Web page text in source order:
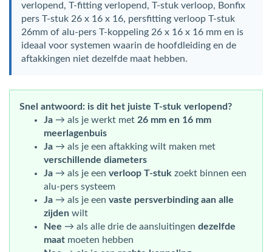
verlopend, T-fitting verlopend, T-stuk verloop, Bonfix
pers T-stuk 26 x 16 x 16, persfitting verloop T-stuk
26mm of alu-pers T-koppeling 26 x 16 x 16 mm en is
ideaal voor systemen waarin de hoofdleiding en de
aftakkingen niet dezelfde maat hebben.
Snel antwoord: is dit het juiste T-stuk verlopend?
Ja → als je werkt met 26 mm en 16 mm
meerlagenbuis
Ja → als je een aftakking wilt maken met
verschillende diameters
Ja → als je een verloop T-stuk zoekt binnen een
alu-pers systeem
Ja → als je een vaste persverbinding aan alle
zijden wilt
Nee → als alle drie de aansluitingen dezelfde
maat moeten hebben